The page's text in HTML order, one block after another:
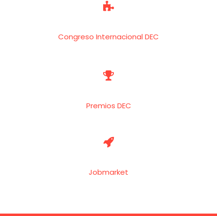


Congreso Internacional DEC


Premios DEC


Jobmarket